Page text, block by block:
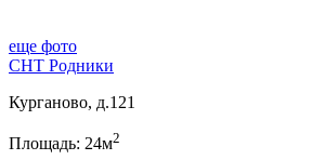
еще фото
СНТ Родники
Курганово, д.121
Площадь: 24м2